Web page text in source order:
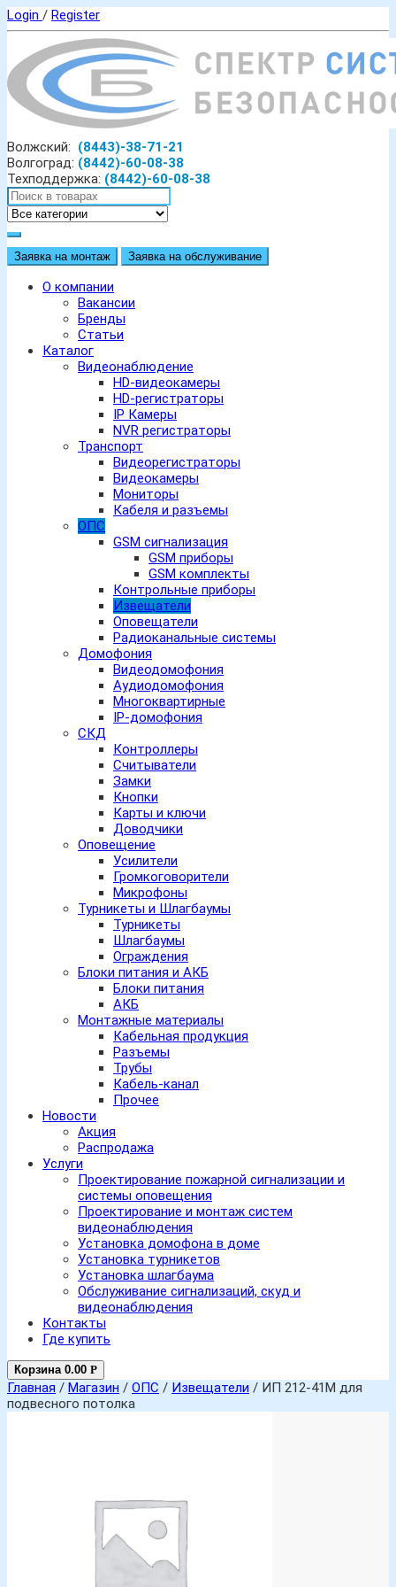
Login / Register
Волжский: (8443)-38-71-21
Волгоград: (8442)-60-08-38
Техподдержка: (8442)-60-08-38
Заявка на монтаж Заявка на обслуживание
О компании
Вакансии
Бренды
Статьи
Каталог
Видеонаблюдение
HD-видеокамеры
HD-регистраторы
IP Камеры
NVR регистраторы
Транспорт
Видеорегистраторы
Видеокамеры
Мониторы
Кабеля и разъемы
ОПС
GSM сигнализация
GSM приборы
GSM комплекты
Контрольные приборы
Извещатели
Оповещатели
Радиоканальные системы
Домофония
Видеодомофония
Аудиодомофония
Многоквартирные
IP-домофония
СКД
Контроллеры
Считыватели
Замки
Кнопки
Карты и ключи
Доводчики
Оповещение
Усилители
Громкоговорители
Микрофоны
Турникеты и Шлагбаумы
Турникеты
Шлагбаумы
Ограждения
Блоки питания и АКБ
Блоки питания
АКБ
Монтажные материалы
Кабельная продукция
Разъемы
Трубы
Кабель-канал
Прочее
Новости
Акция
Распродажа
Услуги
Проектирование пожарной сигнализации и
системы оповещения
Проектирование и монтаж систем
видеонаблюдения
Установка домофона в доме
Установка турникетов
Установка шлагбаума
Обслуживание сигнализаций, скуд и
видеонаблюдения
Контакты
Где купить
Корзина 0.00 Р
Главная / Магазин / ОПС / Извещатели / ИП 212-41М для
подвесного потолка